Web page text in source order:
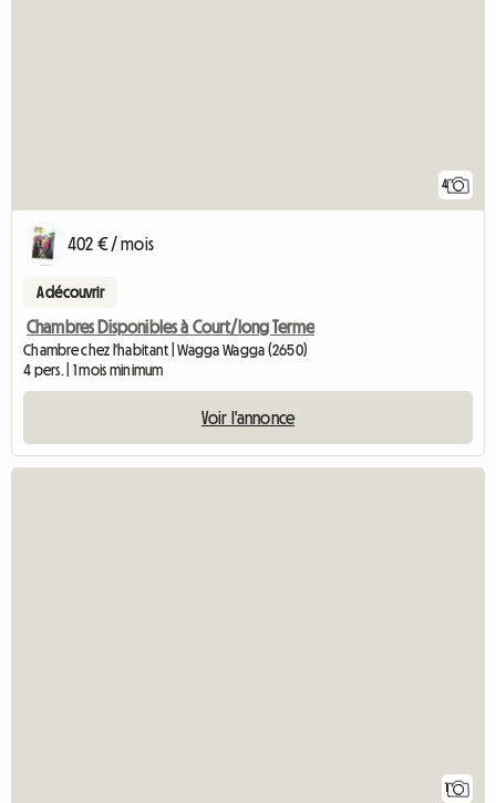
4
402 € / mois
A découvrir
Chambres Disponibles à Court/long Terme
Chambre chez l'habitant | Wagga Wagga (2650)
4 pers. | 1 mois minimum
Voir l'annonce
1